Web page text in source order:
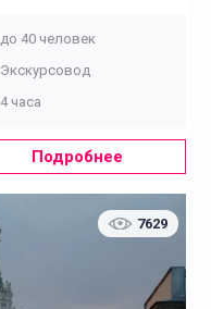
до 40 человек
Экскурсовод
4 часа
Подробнее
7629